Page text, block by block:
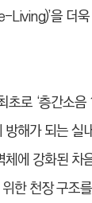
Living)’을 더
로 ‘층간소음
해가 되는 실
에 강화된 차
한 천장 구조